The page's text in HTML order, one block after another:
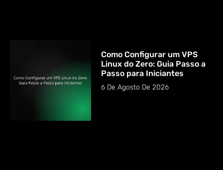
Como Configurar um VPS
Linux do Zero: Guia Passo a
Passo para Iniciantes
6 De Agosto De 2026